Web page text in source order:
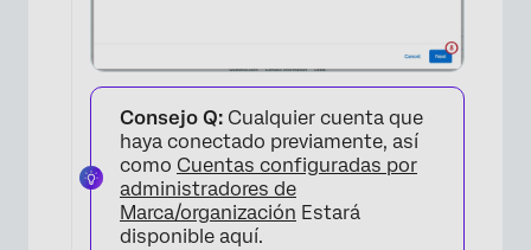
Consejo Q: Cualquier cuenta que
haya conectado previamente, así
como Cuentas configuradas por
administradores de
Marca/organización Estará
disponible aquí.